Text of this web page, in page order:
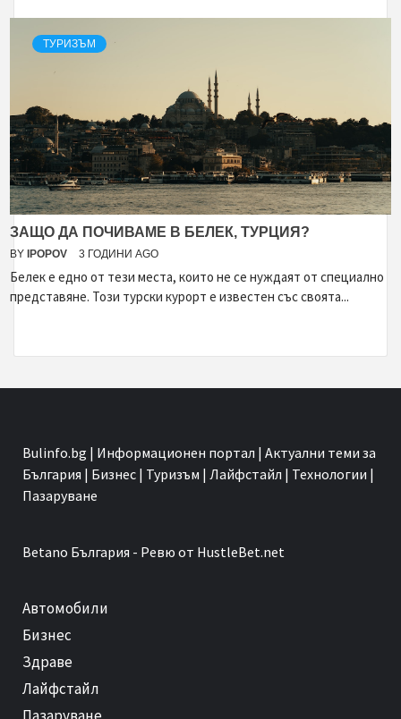
ТУРИЗЪМ
ЗАЩО ДА ПОЧИВАМЕ В БЕЛЕК, ТУРЦИЯ?
BY IPOPOV 3 ГОДИНИ AGO
Белек е едно от тези места, които не се нуждаят от специално
представяне. Този турски курорт е известен със своята...
Bulinfo.bg | Информационен портал | Актуални теми за
България | Бизнес | Туризъм | Лайфстайл | Технологии |
Пазаруване
Betano България - Ревю от HustleBet.net
Автомобили
Бизнес
Здраве
Лайфстайл